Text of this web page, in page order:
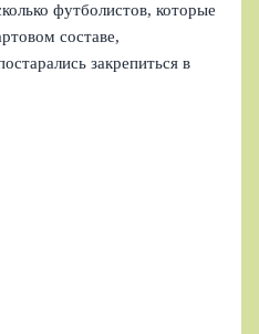
футболистов, которые
составе,
закрепиться в